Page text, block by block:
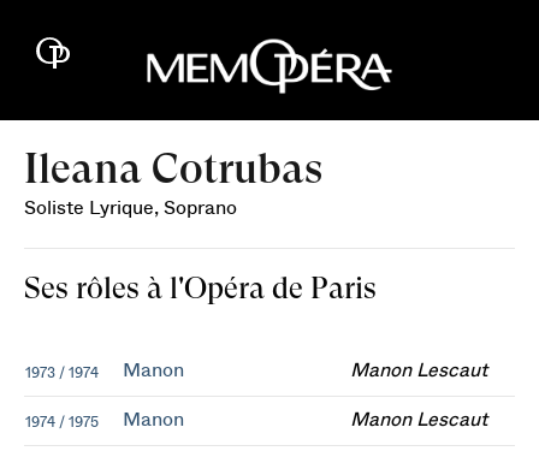
Ileana Cotrubas
Soliste Lyrique, Soprano
Ses rôles à l'Opéra de Paris
1973 / 1974 Manon Manon Lescaut
1974 / 1975 Manon Manon Lescaut